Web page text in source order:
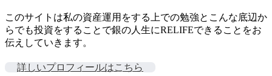
このサイトは私の資産運用をする上での勉強とこんな底辺か
らでも投資をすることで銀の人生にRELIFEできることをお
伝えしていきます。
詳しいプロフィールはこちら